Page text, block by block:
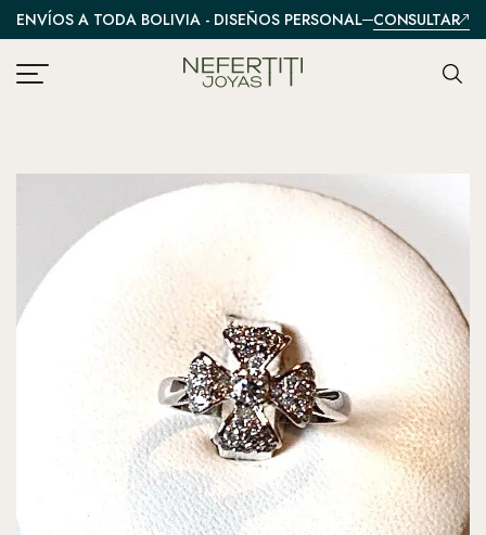
ENVÍOS A TODA BOLIVIA - DISEÑOS PERSONALIZADOS
CONSULTAR